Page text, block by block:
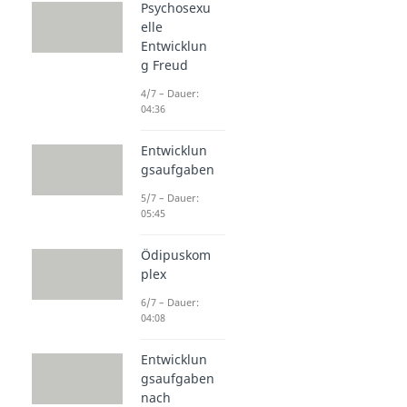
Psychosexu
elle
Entwicklun
g Freud
4/7 – Dauer:
04:36
Entwicklun
gsaufgaben
5/7 – Dauer:
05:45
Ödipuskom
plex
6/7 – Dauer:
04:08
Entwicklun
gsaufgaben
nach